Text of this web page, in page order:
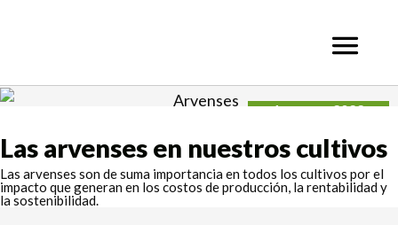
1 marzo, 2022
Las arvenses en nuestros cultivos
Las arvenses son de suma importancia en todos los cultivos por el
impacto que generan en los costos de producción, la rentabilidad y
la sostenibilidad.